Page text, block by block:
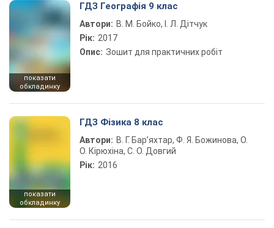
показати
обкладинку
ГДЗ Географія 9 клас
Автори: В. М. Бойко, І. Л. Дітчук
Рік: 2017
Опис: Зошит для практичних робіт
показати
обкладинку
ГДЗ Фізика 8 клас
Автори: В. Г. Бар’яхтар, Ф. Я. Божинова, О.
О. Кірюхіна, С. О. Довгий
Рік: 2016